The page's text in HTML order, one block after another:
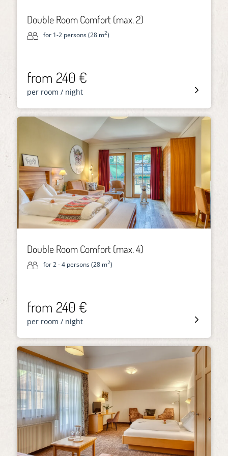
Double Room Comfort (max. 2)
for 1-2 persons (28 m2)
from 240 €
per room / night
Double Room Comfort (max. 4)
for 2 - 4 persons (28 m2)
from 240 €
per room / night